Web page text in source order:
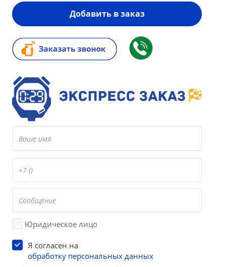
Добавить в заказ
Юридическое лицо
Я согласен на
обработку персональных данных